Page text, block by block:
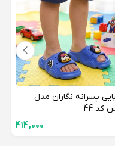
پسرانه نگاران مدل
414,000